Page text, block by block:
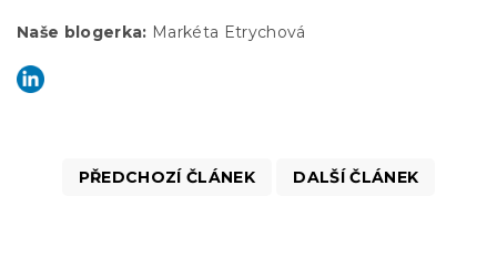
Naše blogerka: Markéta Etrychová
PŘEDCHOZÍ ČLÁNEK DALŠÍ ČLÁNEK